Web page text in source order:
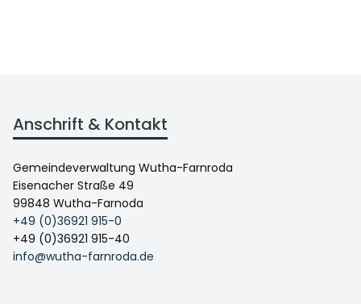
Anschrift & Kontakt
Gemeindeverwaltung Wutha-Farnroda
Eisenacher Straße 49
99848 Wutha-Farnoda
+49 (0)36921 915-0
+49 (0)36921 915-40
info@wutha-farnroda.de